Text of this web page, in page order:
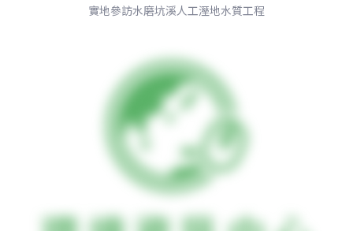
實地參訪水磨坑溪人工溼地水質工程